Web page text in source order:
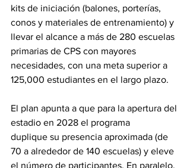
kits de iniciación (balones, porterías,
conos y materiales de entrenamiento) y
llevar el alcance a más de 280 escuelas
primarias de CPS con mayores
necesidades, con una meta superior a
125,000 estudiantes en el largo plazo.
El plan apunta a que para la apertura del
estadio en 2028 el programa
duplique su presencia aproximada (de
70 a alrededor de 140 escuelas) y eleve
el número de participantes. En paralelo,